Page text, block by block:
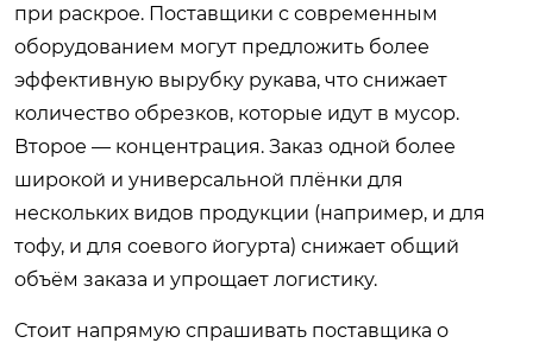
при раскрое. Поставщики с современным
оборудованием могут предложить более
эффективную вырубку рукава, что снижает
количество обрезков, которые идут в мусор.
Второе — концентрация. Заказ одной более
широкой и универсальной плёнки для
нескольких видов продукции (например, и для
тофу, и для соевого йогурта) снижает общий
объём заказа и упрощает логистику.
Стоит напрямую спрашивать поставщика о